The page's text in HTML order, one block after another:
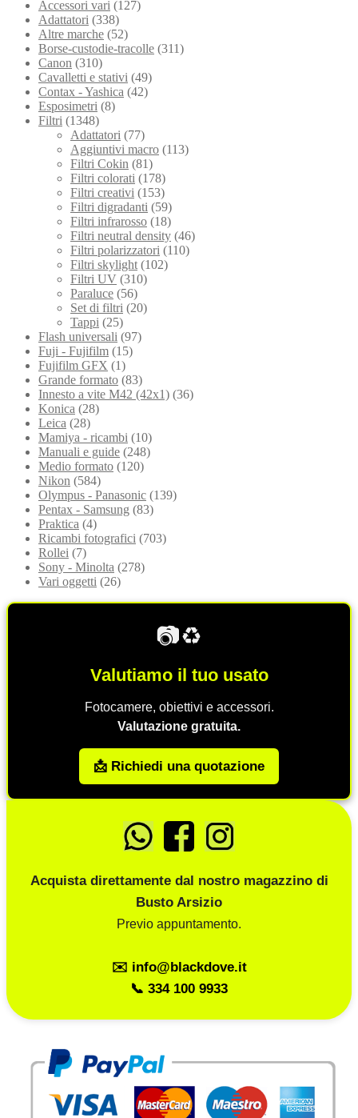
Accessori vari (127)
Adattatori (338)
Altre marche (52)
Borse-custodie-tracolle (311)
Canon (310)
Cavalletti e stativi (49)
Contax - Yashica (42)
Esposimetri (8)
Filtri (1348)
Adattatori (77)
Aggiuntivi macro (113)
Filtri Cokin (81)
Filtri colorati (178)
Filtri creativi (153)
Filtri digradanti (59)
Filtri infrarosso (18)
Filtri neutral density (46)
Filtri polarizzatori (110)
Filtri skylight (102)
Filtri UV (310)
Paraluce (56)
Set di filtri (20)
Tappi (25)
Flash universali (97)
Fuji - Fujifilm (15)
Fujifilm GFX (1)
Grande formato (83)
Innesto a vite M42 (42x1) (36)
Konica (28)
Leica (28)
Mamiya - ricambi (10)
Manuali e guide (248)
Medio formato (120)
Nikon (584)
Olympus - Panasonic (139)
Pentax - Samsung (83)
Praktica (4)
Ricambi fotografici (703)
Rollei (7)
Sony - Minolta (278)
Vari oggetti (26)
📷♻️
Valutiamo il tuo usato
Fotocamere, obiettivi e accessori.
Valutazione gratuita.
📩 Richiedi una quotazione
Acquista direttamente dal nostro magazzino di
Busto Arsizio
Previo appuntamento.
✉️ info@blackdove.it
📞 334 100 9933